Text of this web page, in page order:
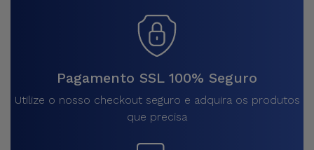
Pagamento SSL 100% Seguro
Utilize o nosso checkout seguro e adquira os produtos
que precisa